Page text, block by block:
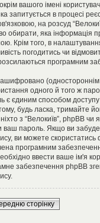
вашого імені
запитується в процесі
на розсуд
обирати, яка інформація
Крім того, в
погодитись чи
програмним
одного й того ж
є єдиним способом доступу
будь ласка, тримайте
з “Велокиїв”, phpBB чи
ваш пароль. Якщо ви
ви можете скористатись
програмним
ввести ваше ім'я
забезпечення phpBB
сторінку